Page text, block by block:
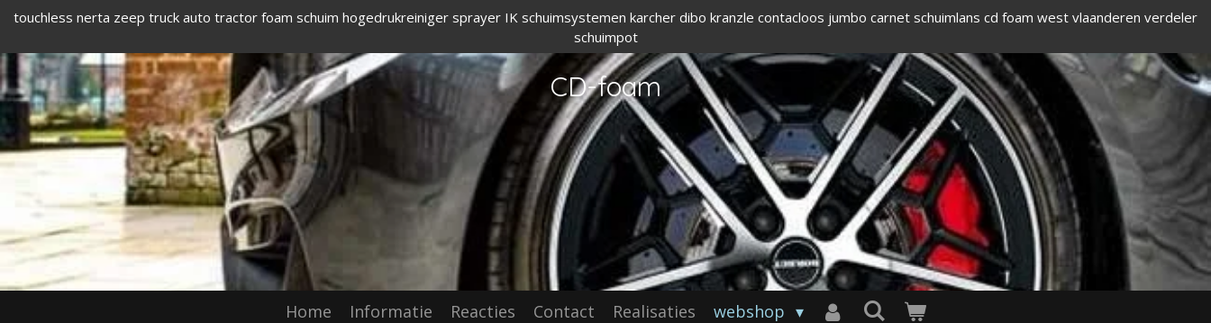
Ga
naar
de
hoofdinhoud
touchless nerta zeep truck auto tractor foam schuim hogedrukreiniger sprayer IK schuimsystemen karcher dibo kranzle contacloos jumbo carnet schuimlans cd foam west vlaanderen verdeler
schuimpot
CD-foam
Home Informatie Reacties Contact Realisaties webshop